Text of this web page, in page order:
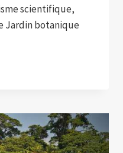
scientifique,
Jardin botanique